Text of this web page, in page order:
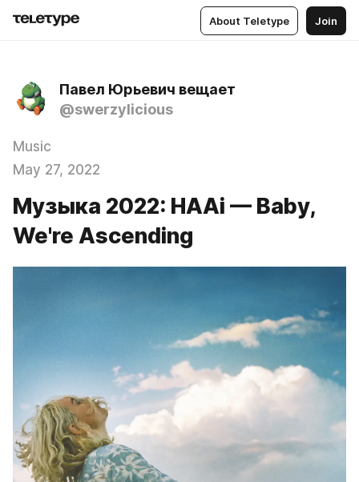
About Teletype Join
Павел Юрьевич вещает
@swerzylicious
Music
May 27, 2022
Музыка 2022: HAAi — Baby,
We're Ascending